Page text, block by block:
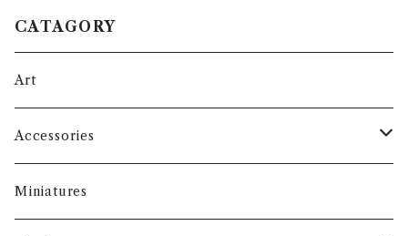
CATAGORY
Art
Accessories
Face Masks
Miniatures